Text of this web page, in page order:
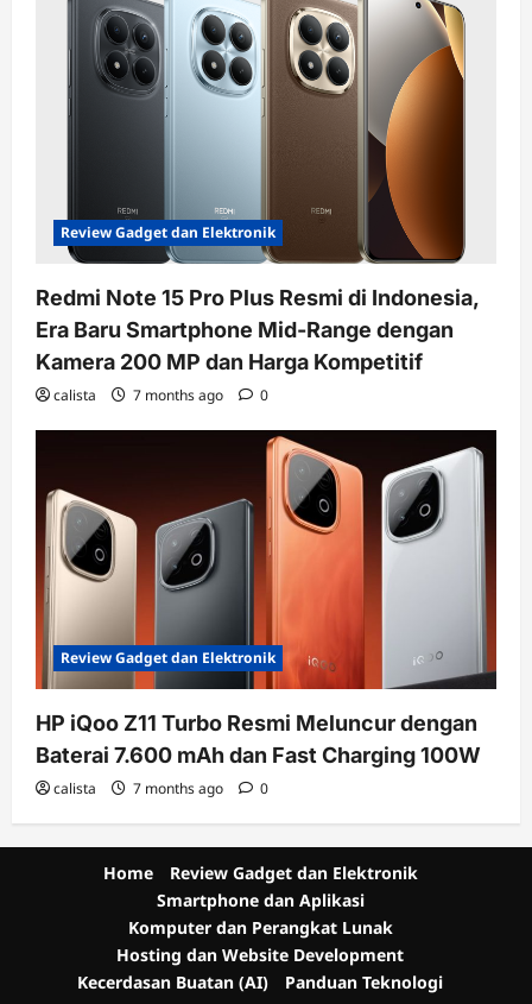
Review Gadget dan Elektronik
Redmi Note 15 Pro Plus Resmi di Indonesia,
Era Baru Smartphone Mid-Range dengan
Kamera 200 MP dan Harga Kompetitif
calista 7 months ago 0
Review Gadget dan Elektronik
HP iQoo Z11 Turbo Resmi Meluncur dengan
Baterai 7.600 mAh dan Fast Charging 100W
calista 7 months ago 0
Home
Review Gadget dan Elektronik
Smartphone dan Aplikasi
Komputer dan Perangkat Lunak
Hosting dan Website Development
Kecerdasan Buatan (AI)
Panduan Teknologi